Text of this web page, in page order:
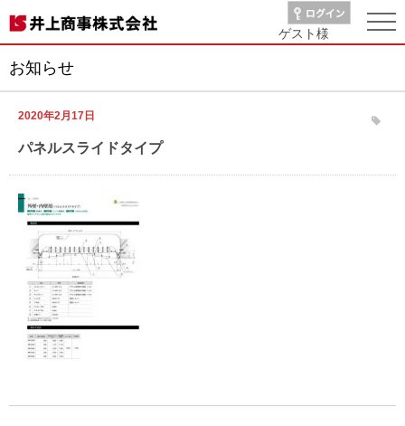
ゲスト様
お知らせ
2020年2月17日
パネルスライドタイプ